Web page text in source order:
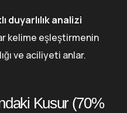
duyarlılık analizi
kelime eşleştirmenin
ve aciliyeti anlar.
Kusur (70%